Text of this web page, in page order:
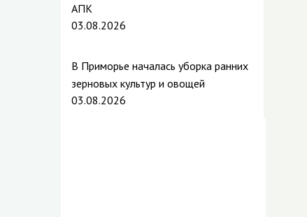
АПК
03.08.2026
В Приморье началась уборка ранних
зерновых культур и овощей
03.08.2026